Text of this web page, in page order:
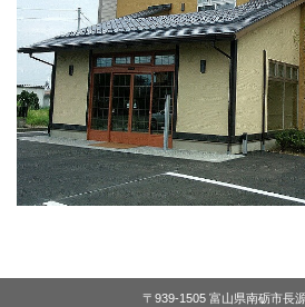
〒939-1505 富山県南砺市長